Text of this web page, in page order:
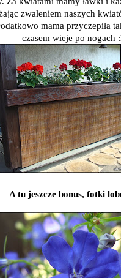
zwaleniem naszych
mama przyczepiła
czasem wieje po nogach
A tu jeszcze bonus, fotki